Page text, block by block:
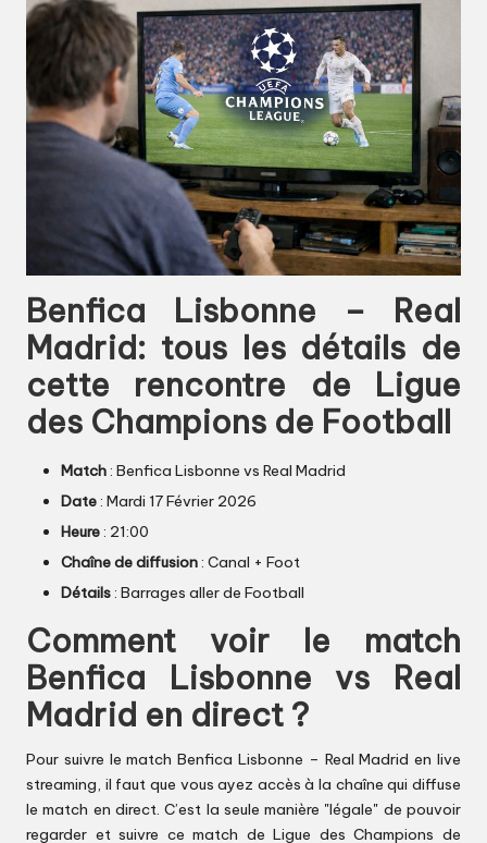
Benfica Lisbonne – Real
Madrid: tous les détails de
cette rencontre de Ligue
des Champions de Football
Match: Benfica Lisbonne vs Real Madrid
Date: Mardi 17 Février 2026
Heure: 21:00
Chaîne de diffusion: Canal + Foot
Détails: Barrages aller de Football
Comment voir le match
Benfica Lisbonne vs Real
Madrid en direct ?
Pour suivre le match Benfica Lisbonne – Real Madrid en live
streaming, il faut que vous ayez accès à la chaîne qui diffuse
le match en direct. C’est la seule manière "légale" de pouvoir
regarder et suivre ce match de Ligue des Champions de